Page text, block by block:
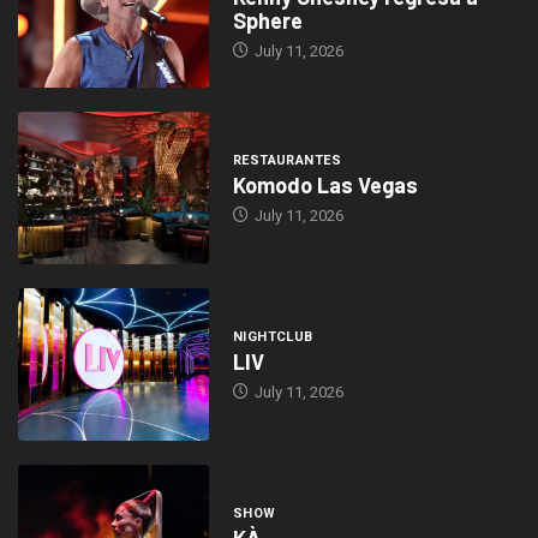
Sphere
July 11, 2026
RESTAURANTES
Komodo Las Vegas
July 11, 2026
NIGHTCLUB
LIV
July 11, 2026
SHOW